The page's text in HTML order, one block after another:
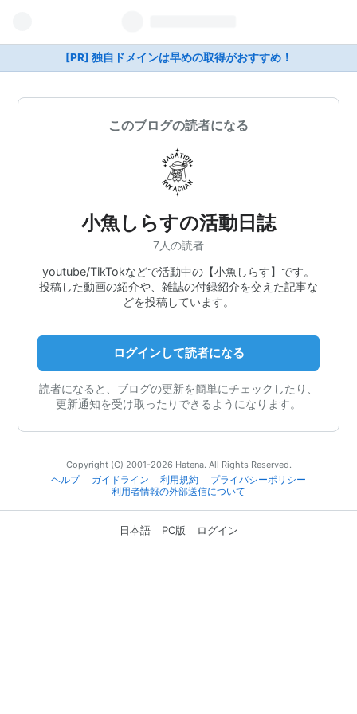
[PR] 独自ドメインは早めの取得がおすすめ！
このブログの読者になる
小魚しらすの活動日誌
7人の読者
youtube/TikTokなどで活動中の【小魚しらす】です。
投稿した動画の紹介や、雑誌の付録紹介を交えた記事な
どを投稿しています。
ログインして読者になる
読者になると、ブログの更新を簡単にチェックしたり、
更新通知を受け取ったりできるようになります。
Copyright (C) 2001-2026 Hatena. All Rights Reserved.
ヘルプ
ガイドライン 利用規約
プライバシーポリシー
利用者情報の外部送信について
日本語 PC版 ログイン